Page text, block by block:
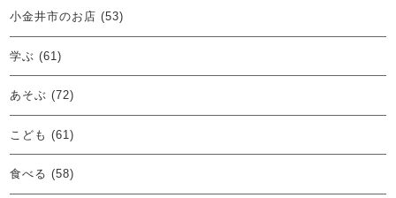
小金井市のお店 (53)
学ぶ (61)
あそぶ (72)
こども (61)
食べる (58)